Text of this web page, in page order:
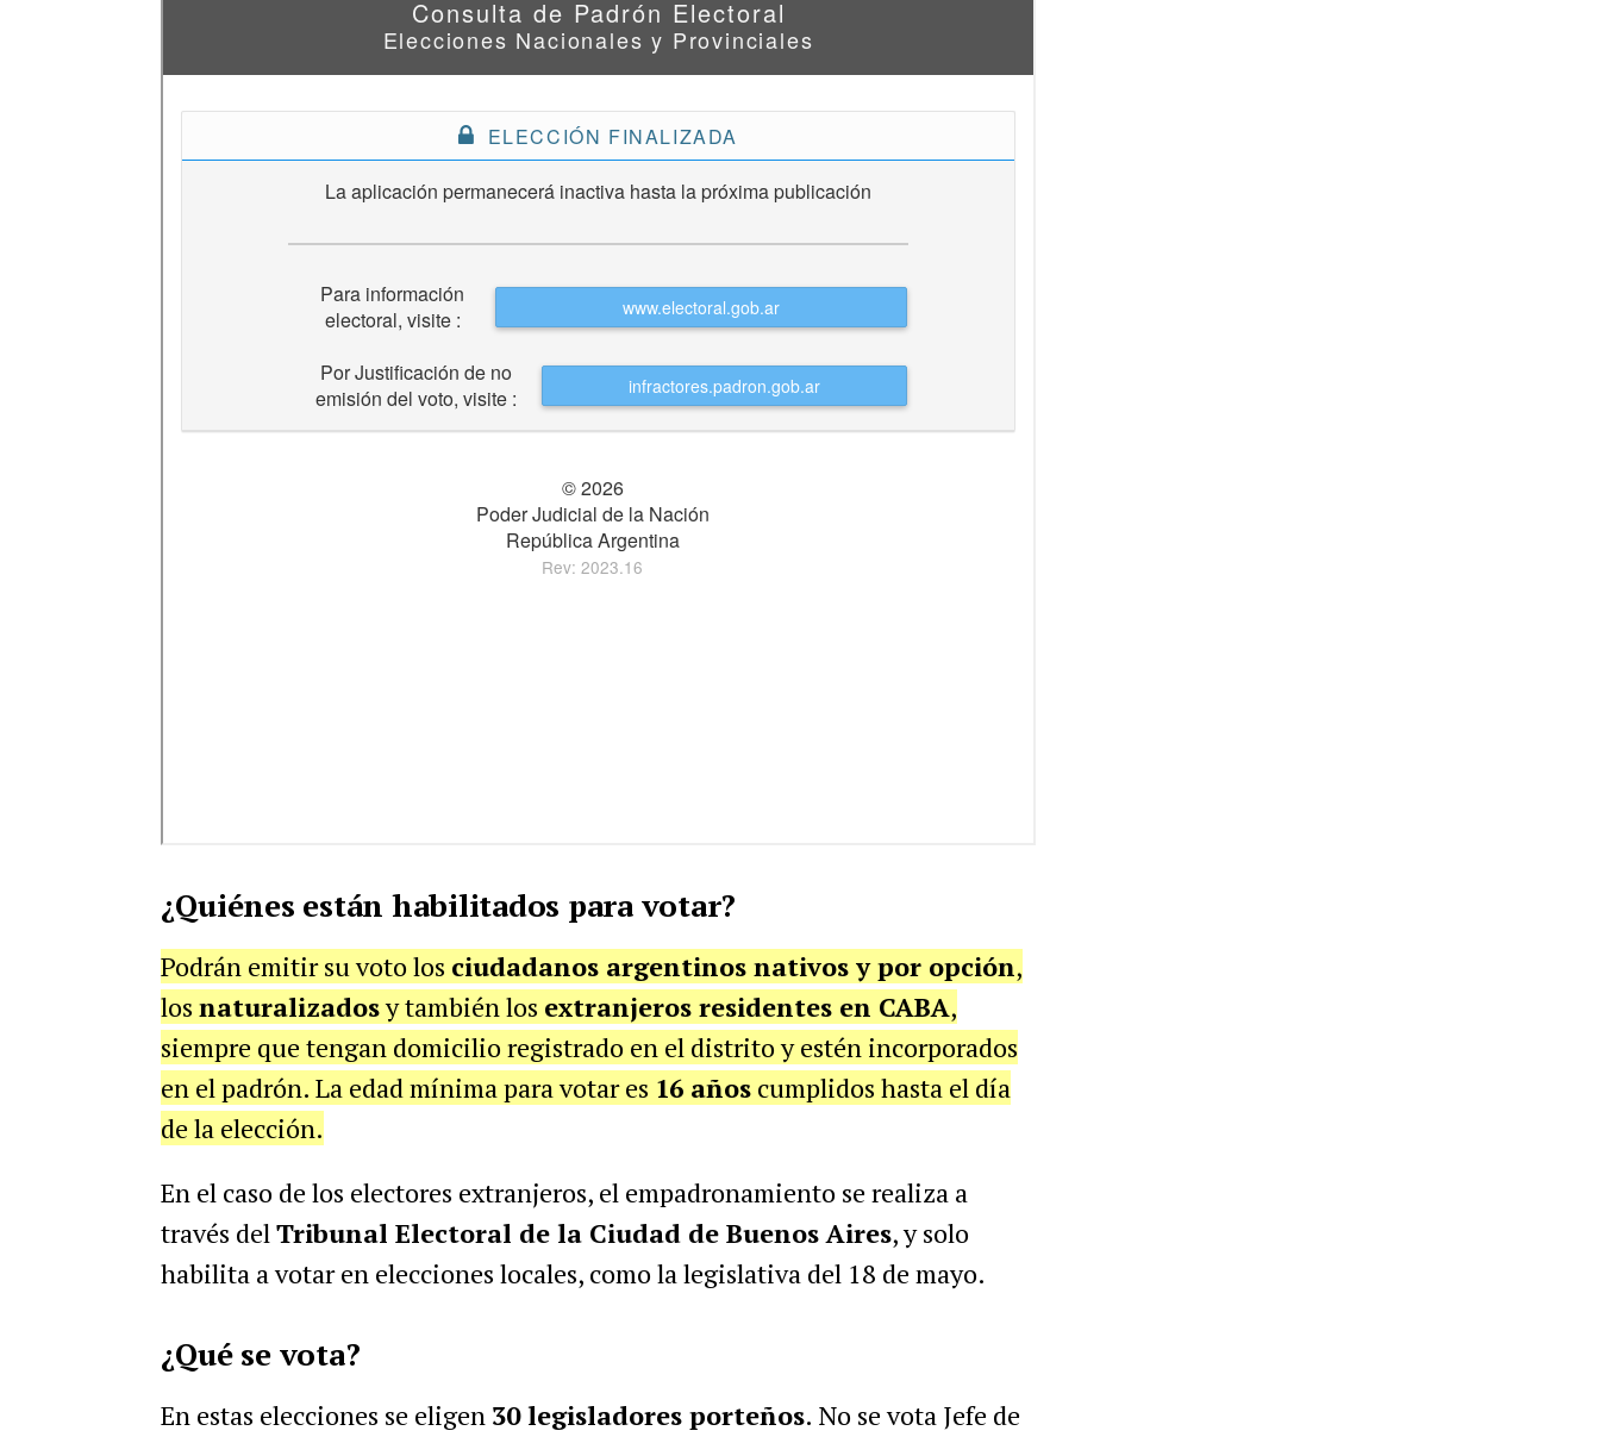
¿Quiénes están habilitados para votar?
Podrán emitir su voto los ciudadanos argentinos nativos y por opción,
los naturalizadosy también los extranjeros residentes en CABA,
siempre que tengan domicilio registrado en el distrito y estén incorporados
en el padrón. La edad mínima para votar es 16 añoscumplidos hasta el día
de la elección.
En el caso de los electores extranjeros, el empadronamiento se realiza a
través delTribunal Electoral de la Ciudad de Buenos Aires, y solo
habilita a votar en elecciones locales, como la legislativa del 18 de mayo.
¿Qué se vota?
En estas elecciones se eligen 30 legisladores porteños. No se vota Jefe de